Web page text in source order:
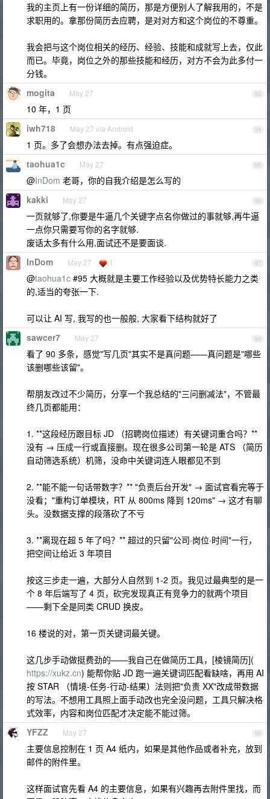
我的主页上有一份详细的简历，那是方便别人了解我用的，不是
求职用的。拿那份简历去应聘，是对对方和这个岗位的不尊重。
我会把与这个岗位相关的经历、经验、技能和成就写上去，仅此
而已。毕竟，岗位之外的那些技能和经历，对方不会为此多付一
分钱。
93
mogita May 27
10 年，1 页
94
iwh718 May 27 via Android
1 页。多了会想办法去掉。有点强迫症。
95
taohua1c May 27
@InDom 老哥，你的自我介绍是怎么写的
96
kakki May 27
一页就够了,你要是牛逼几个关键字点名你做过的事就够,再牛逼
一点你只需要写你的名字就够.
废话太多有什么用,面试还不是要面谈.
97
InDom May 27 1
@taohua1c #95 大概就是主要工作经验以及优势特长能力之类
的,适当的夸张一下.
可以让 AI 写, 我写的也一般般, 大家看下结构就好了
98
sawcer7 May 27
看了 90 多条，感觉"写几页"其实不是真问题——真问题是"哪些
该删哪些该留"。
帮朋友改过不少简历，分享一个我总结的"三问删减法"，不管最
终几页都能用：
1. **这段经历跟目标 JD （招聘岗位描述）有关键词重合吗？**
没有 → 压成一行或直接删。现在很多公司第一轮是 ATS （简历
自动筛选系统）机筛，没命中关键词连人眼都见不到
2. **能不能一句话带数字？** "负责后台开发" → 面试官看完等于
没看；"重构订单模块，RT 从 800ms 降到 120ms" → 这才有聊
头。没数据支撑的段落砍了不亏
3. **离现在超 5 年了吗？** 超过的只留"公司·岗位·时间"一行，
把空间让给近 3 年项目
按这三步走一遍，大部分人自然到 1-2 页。我见过最典型的是一
个 8 年后端写了 4 页，砍完发现真正有竞争力的就两个项目
——剩下全是同类 CRUD 换皮。
16 楼说的对，第一页关键词最关键。
这几步手动做挺费劲的——我自己在做简历工具，[棱镜简历](
https://xukz.cn) 能帮你贴 JD 跑一遍关键词匹配看缺啥，再用 AI
按 STAR （情境-任务-行动-结果）法则把"负责 XX"改成带数据
的写法。不想用工具照上面手动改也完全没问题，工具只解决格
式效率，内容和岗位匹配才决定能不能过筛。
99
YFZZ May 27
主要信息控制在 1 页 A4 纸内，如果是其他作品或者补充，放到
邮件的附件里。
这样面试官先看 A4 的主要信息，如果有兴趣再去附件里找，而